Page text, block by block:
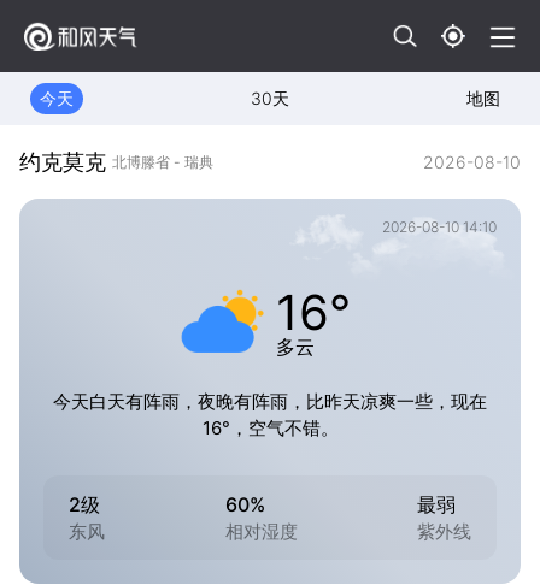
今天 30天 地图
约克莫克 北博滕省 - 瑞典 2026-08-10
2026-08-10 14:10
16°
多云
今天白天有阵雨，夜晚有阵雨，比昨天凉爽一些，现在
16°，空气不错。
2级
东风
60%
相对湿度
最弱
紫外线